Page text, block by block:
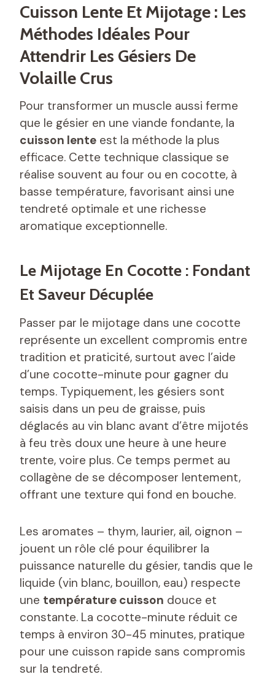
Cuisson Lente Et Mijotage : Les
Méthodes Idéales Pour
Attendrir Les Gésiers De
Volaille Crus
Pour transformer un muscle aussi ferme
que le gésier en une viande fondante, la
cuisson lente est la méthode la plus
efficace. Cette technique classique se
réalise souvent au four ou en cocotte, à
basse température, favorisant ainsi une
tendreté optimale et une richesse
aromatique exceptionnelle.
Le Mijotage En Cocotte : Fondant
Et Saveur Décuplée
Passer par le mijotage dans une cocotte
représente un excellent compromis entre
tradition et praticité, surtout avec l’aide
d’une cocotte-minute pour gagner du
temps. Typiquement, les gésiers sont
saisis dans un peu de graisse, puis
déglacés au vin blanc avant d’être mijotés
à feu très doux une heure à une heure
trente, voire plus. Ce temps permet au
collagène de se décomposer lentement,
offrant une texture qui fond en bouche.
Les aromates – thym, laurier, ail, oignon –
jouent un rôle clé pour équilibrer la
puissance naturelle du gésier, tandis que le
liquide (vin blanc, bouillon, eau) respecte
une température cuisson douce et
constante. La cocotte-minute réduit ce
temps à environ 30-45 minutes, pratique
pour une cuisson rapide sans compromis
sur la tendreté.